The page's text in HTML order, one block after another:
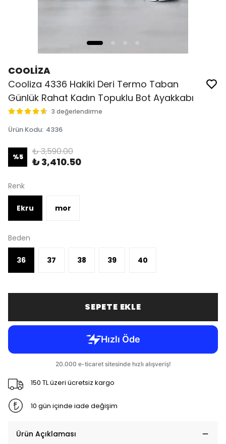
COOLİZA
Cooliza 4336 Hakiki Deri Termo Taban
Günlük Rahat Kadın Topuklu Bot Ayakkabı
3 değerlendirme
Ürün Kodu: 4336
%5 ₺ 3,590.00
₺ 3,410.50
Renk
Ekru mor
Beden
36 37 38 39 40
SEPETE EKLE
150 TL üzeri ücretsiz kargo
10 gün içinde iade değişim
Ürün Açıklaması